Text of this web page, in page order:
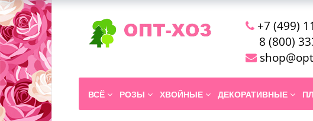
+7 (499)
8 (800)
ВСЁ РОЗЫ ХВОЙНЫЕ ДЕКОРАТИВНЫЕ